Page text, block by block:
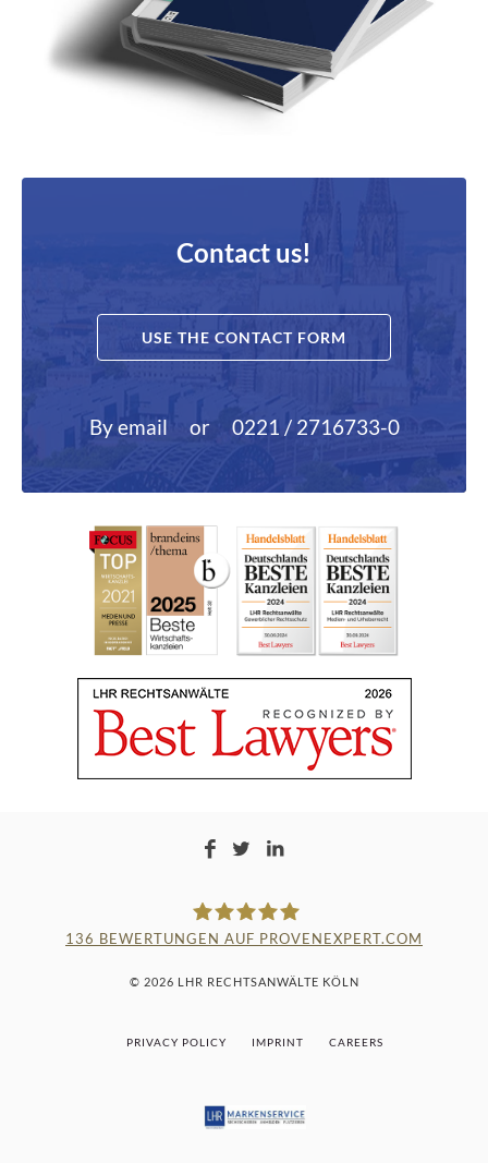
Contact us!
USE THE CONTACT FORM
By email or 0221 / 2716733-0
LAMPMANN, HABERKAMM &
136 BEWERTUNGEN AUF PROVENEXPERT.COM
© 2026 LHR RECHTSANWÄLTE KÖLN
PRIVACY POLICY IMPRINT CAREERS